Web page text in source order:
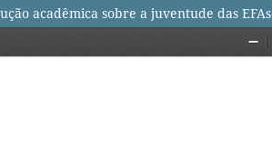
acadêmica sobre a juventude das EFAs